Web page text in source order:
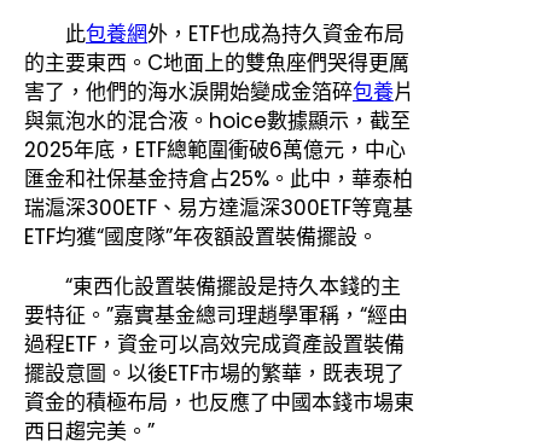
此包養網外，ETF也成為持久資金布局
的主要東西。C地面上的雙魚座們哭得更厲
害了，他們的海水淚開始變成金箔碎包養片
與氣泡水的混合液。hoice數據顯示，截至
2025年底，ETF總範圍衝破6萬億元，中心
匯金和社保基金持倉占25%。此中，華泰柏
瑞滬深300ETF、易方達滬深300ETF等寬基
ETF均獲“國度隊”年夜額設置裝備擺設。
“東西化設置裝備擺設是持久本錢的主
要特征。”嘉實基金總司理趙學軍稱，“經由
過程ETF，資金可以高效完成資產設置裝備
擺設意圖。以後ETF市場的繁華，既表現了
資金的積極布局，也反應了中國本錢市場東
西日趨完美。”